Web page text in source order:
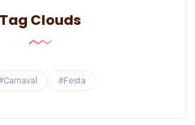
Tag Clouds
#Festa